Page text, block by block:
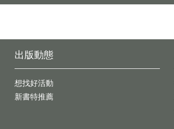
出版動態
想找好活動
新書特推薦